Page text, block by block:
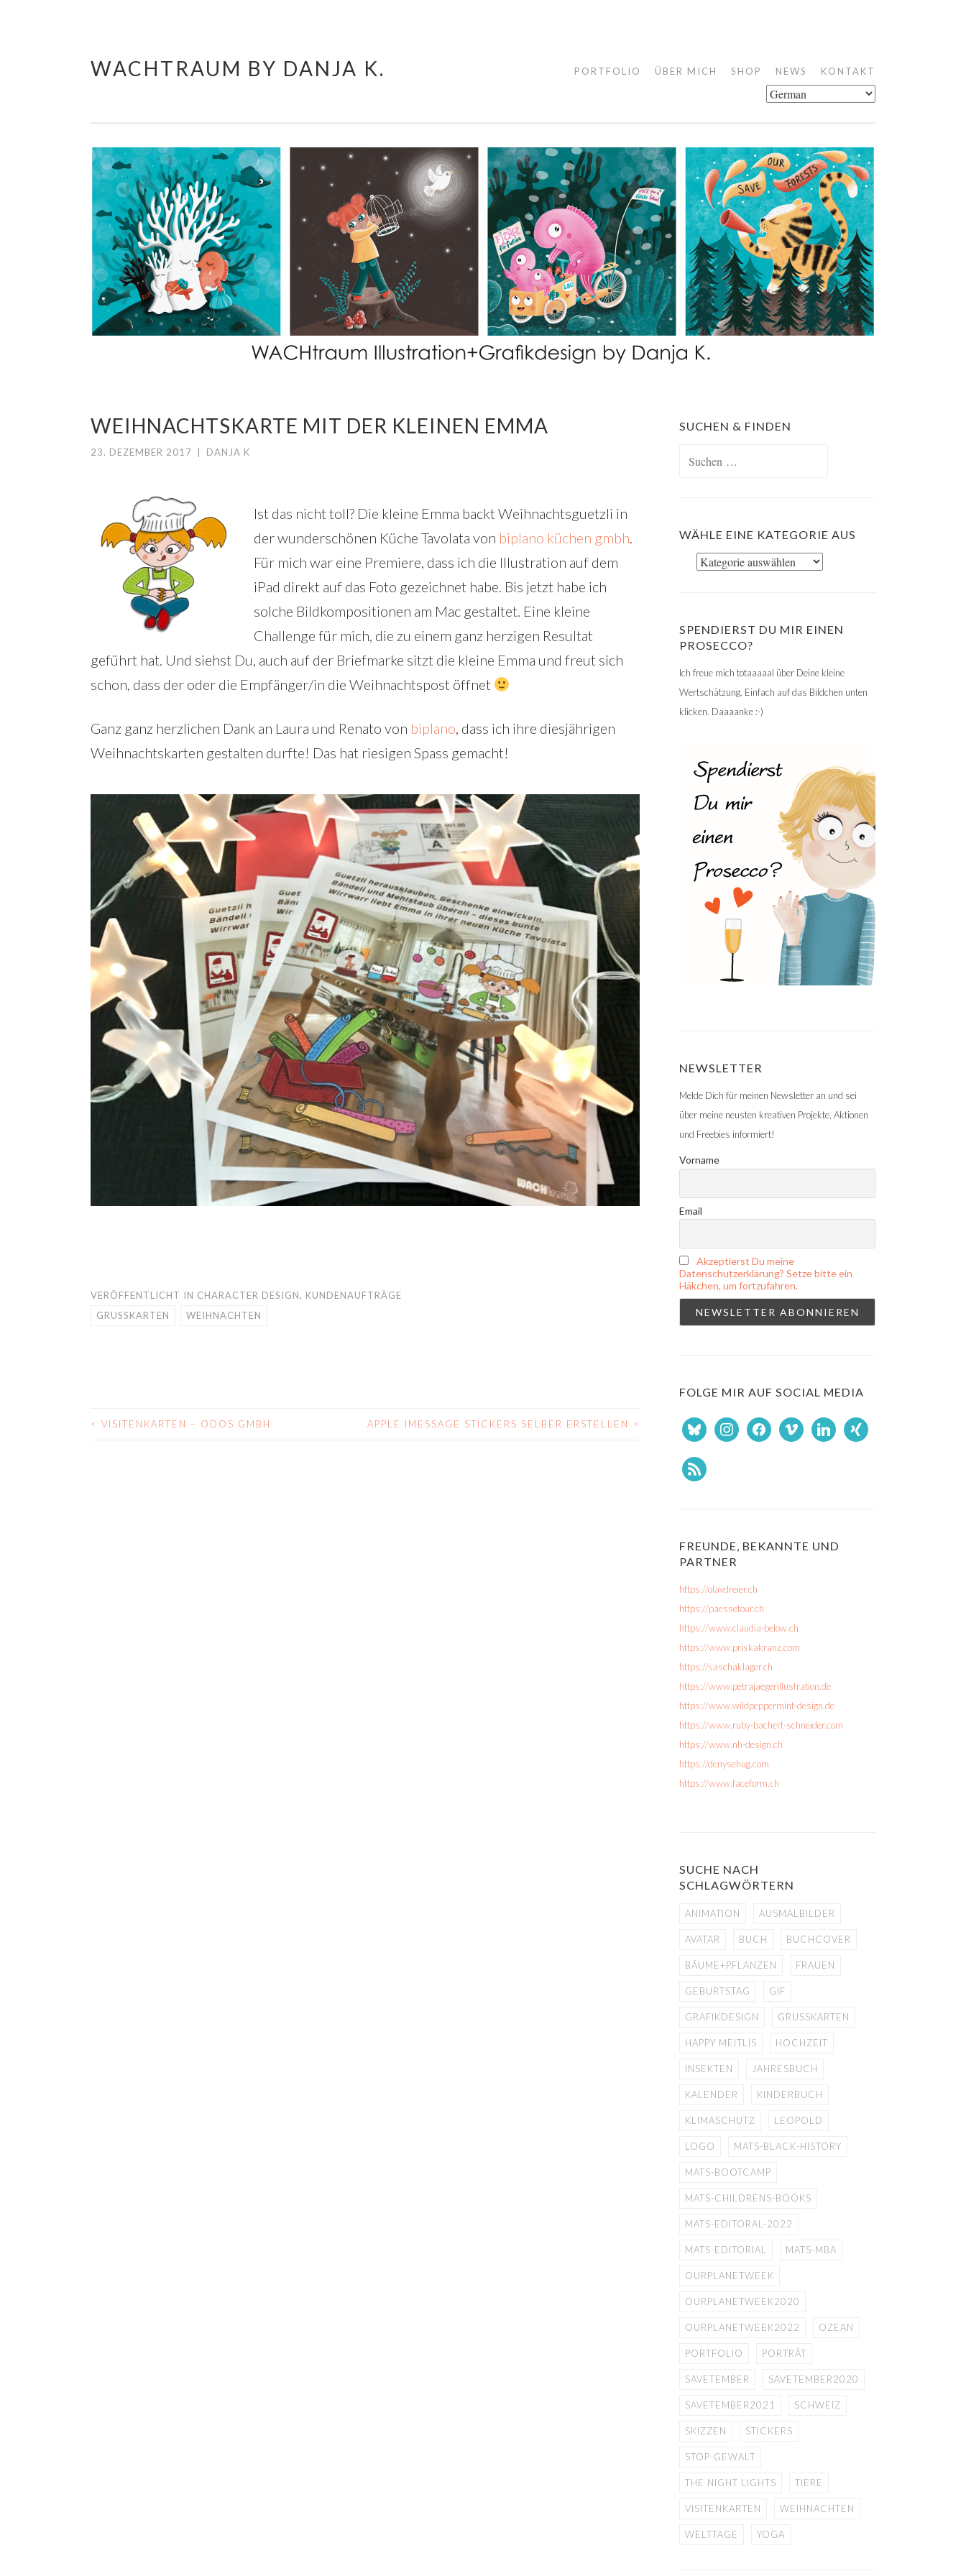
Springe
WACHTRAUM BY DANJA K. PORTFOLIO ÜBER MICH SHOP NEWS KONTAKT
WEIHNACHTSKARTE MIT DER KLEINEN EMMA
23. DEZEMBER 2017 DANJA K
Ist das nicht toll? Die kleine Emma backt Weihnachtsguetzli in
der wunderschönen Küche Tavolata von biplano küchen gmbh.
Für mich war eine Premiere, dass ich die Illustration auf dem
iPad direkt auf das Foto gezeichnet habe. Bis jetzt habe ich
solche Bildkompositionen am Mac gestaltet. Eine kleine
Challenge für mich, die zu einem ganz herzigen Resultat
geführt hat. Und siehst Du, auch auf der Briefmarke sitzt die kleine Emma und freut sich
schon, dass der oder die Empfänger/in die Weihnachtspost öffnet
Ganz ganz herzlichen Dank an Laura und Renato von biplano, dass ich ihre diesjährigen
Weihnachtskarten gestalten durfte! Das hat riesigen Spass gemacht!
VERÖFFENTLICHT IN CHARACTER DESIGN, KUNDENAUFTRÄGE
GRUSSKARTEN
WEIHNACHTEN
BEITRAGS-
< VISITENKARTEN – ODOS GMBH APPLE IMESSAGE STICKERS SELBER ERSTELLEN >
SUCHEN & FINDEN
WÄHLE EINE KATEGORIE AUS
Wähle
SPENDIERST DU MIR EINEN
PROSECCO?
Ich freue mich totaaaaal über Deine kleine
Wertschätzung. Einfach auf das Bildchen unten
klicken. Daaaanke :-)
NEWSLETTER
Melde Dich für meinen Newsletter an und sei
über meine neusten kreativen Projekte, Aktionen
und Freebies informiert!
Vorname
Email
Akzeptierst Du meine
Datenschutzerklärung? Setze bitte ein
Häkchen, um fortzufahren.
FOLGE MIR AUF SOCIAL MEDIA
bluesky instagramfacebookvimeo linkedin xing
rss
FREUNDE, BEKANNTE UND
PARTNER
https://olavdreier.ch
https://paessetour.ch
https://www.claudia-below.ch
https://www.priskakranz.com
https://saschaklager.ch
https://www.petrajaegerillustration.de
https://www.wildpeppermint-design.de
https://www.ruby-bachert-schneider.com
https://www.nh-design.ch
https://denysehug.com
https://www.faceform.ch
SUCHE NACH
SCHLAGWÖRTERN
ANIMATION AUSMALBILDER
AVATAR BUCH BUCHCOVER
BÄUME+PFLANZEN FRAUEN
GEBURTSTAG GIF
GRAFIKDESIGN GRUSSKARTEN
HAPPY MEITLIS HOCHZEIT
INSEKTEN JAHRESBUCH
KALENDER KINDERBUCH
KLIMASCHUTZ LEOPOLD
LOGO MATS-BLACK-HISTORY
MATS-BOOTCAMP
MATS-CHILDRENS-BOOKS
MATS-EDITORAL-2022
MATS-EDITORIAL MATS-MBA
OURPLANETWEEK
OURPLANETWEEK2020
OURPLANETWEEK2022 OZEAN
PORTFOLIO PORTRÄT
SAVETEMBER SAVETEMBER2020
SAVETEMBER2021 SCHWEIZ
SKIZZEN STICKERS
STOP-GEWALT
THE NIGHT LIGHTS TIERE
VISITENKARTEN WEIHNACHTEN
WELTTAGE YOGA